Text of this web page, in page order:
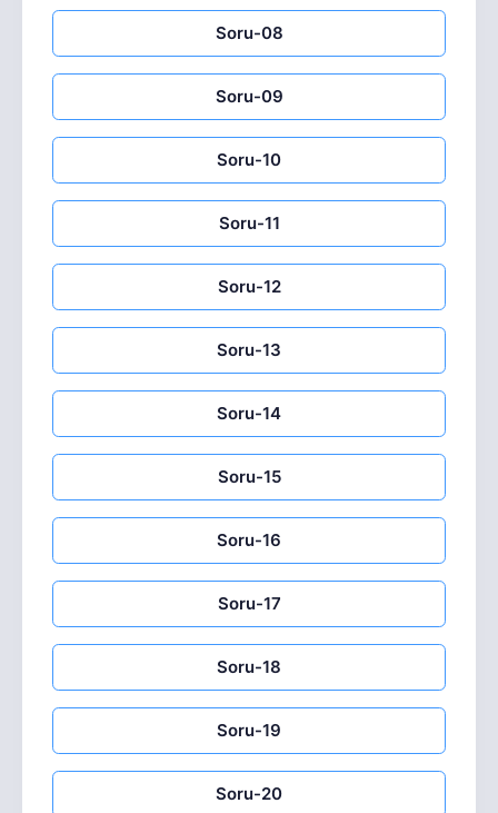
Soru-08
Soru-09
Soru-10
Soru-11
Soru-12
Soru-13
Soru-14
Soru-15
Soru-16
Soru-17
Soru-18
Soru-19
Soru-20